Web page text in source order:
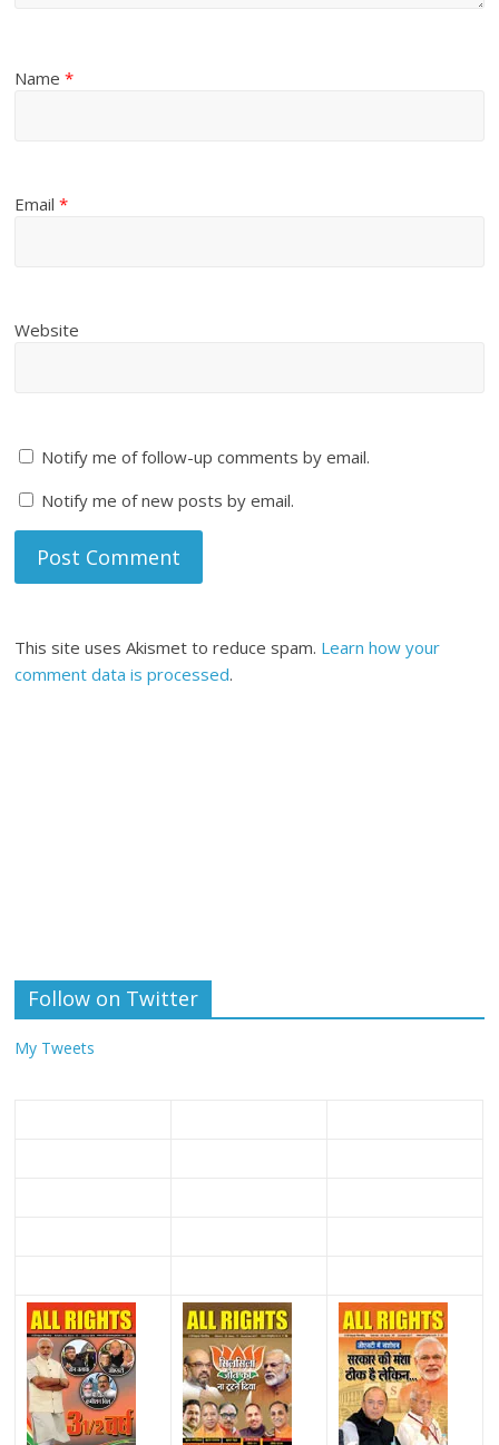
Name*
Email*
Website
Notify me of follow-up comments by email.
Notify me of new posts by email.
This site uses Akismet to reduce spam. Learn how your
comment data is processed.
Follow on Twitter
My Tweets